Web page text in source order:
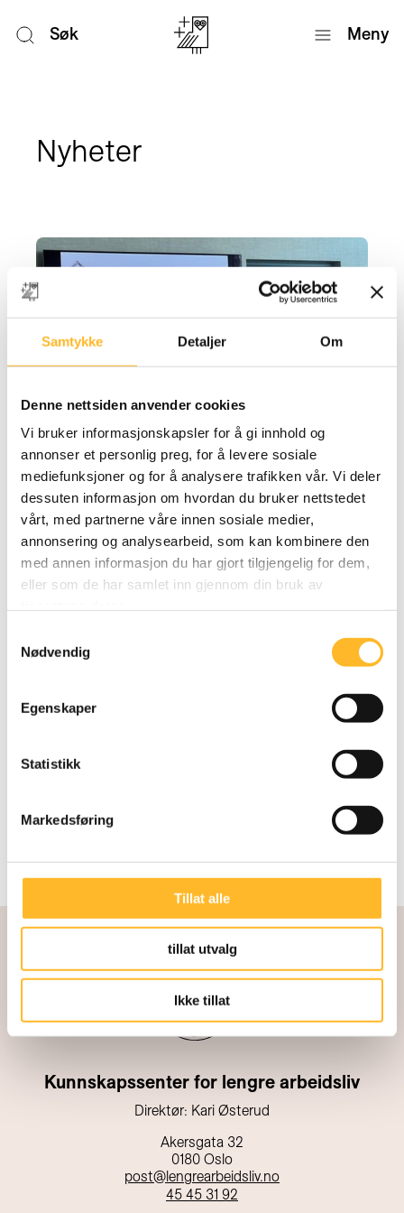
Samtykke Detaljer Om
Denne nettsiden anvender cookies
Vi bruker informasjonskapsler for å gi innhold og
annonser et personlig preg, for å levere sosiale
mediefunksjoner og for å analysere trafikken vår. Vi deler
dessuten informasjon om hvordan du bruker nettstedet
vårt, med partnerne våre innen sosiale medier,
annonsering og analysearbeid, som kan kombinere den
med annen informasjon du har gjort tilgjengelig for dem,
eller som de har samlet inn gjennom din bruk av
Nødvendig
Egenskaper
Statistikk
Markedsføring
Tillat alle
tillat utvalg
Ikke tillat
Søk Meny
Nyheter
NORDIC WORKING LIFE CONFERENCE
26. MAI
2026
Linda Hauge presenterte resultater fra sitt
PhD-prosjekt
Den nordiske arbeidslivskonferansen 2026
samlet i alt 160 deltakere fra 15 land. Det var i
år rekordmange bidrag fra hele 10 nasjoner
demografi og arbeidskraftsbehov har
forskningsinnretning i flere land.
Kunnskapssenter for lengre arbeidsliv
Direktør: Kari Østerud
Akersgata 32
0180 Oslo
post@lengrearbeidsliv.no
45 45 31 92